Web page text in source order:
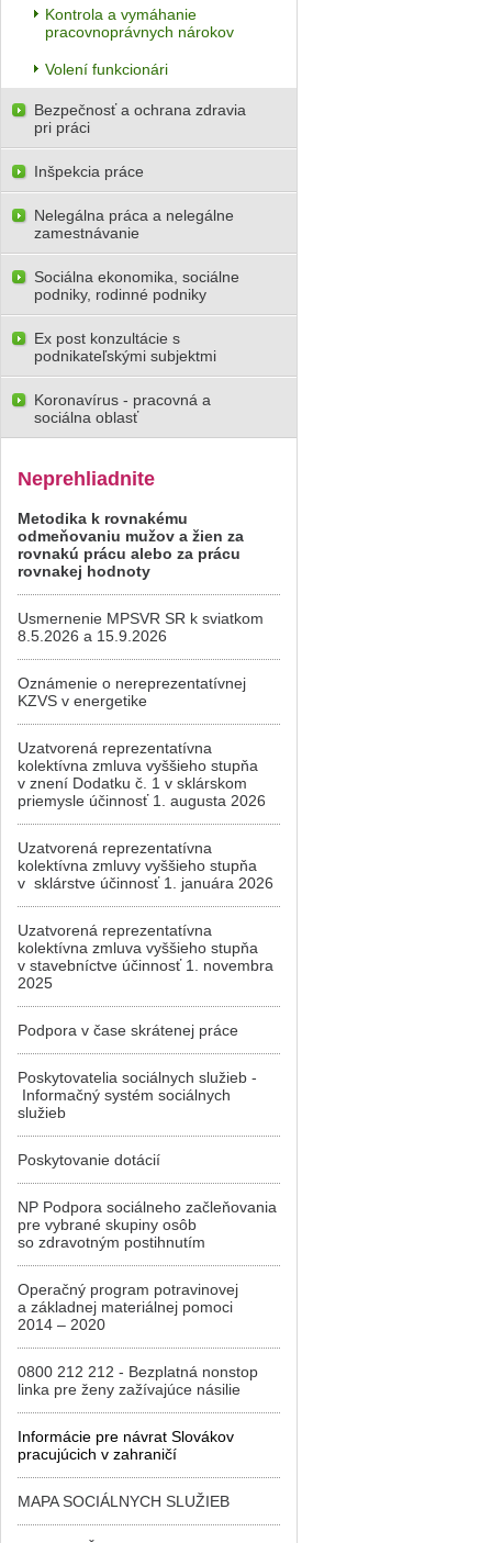
Kontrola a vymáhanie
pracovnoprávnych nárokov
Volení funkcionári
Bezpečnosť a ochrana zdravia
pri práci
Inšpekcia práce
Nelegálna práca a nelegálne
zamestnávanie
Sociálna ekonomika, sociálne
podniky, rodinné podniky
Ex post konzultácie s
podnikateľskými subjektmi
Koronavírus - pracovná a
sociálna oblasť
Neprehliadnite
Metodika k rovnakému
odmeňovaniu mužov a žien za
rovnakú prácu alebo za prácu
rovnakej hodnoty
Usmernenie MPSVR SR k sviatkom
8.5.2026 a 15.9.2026
Oznámenie o nereprezentatívnej
KZVS v energetike
Uzatvorená reprezentatívna
kolektívna zmluva vyššieho stupňa
v znení Dodatku č. 1 v sklárskom
priemysle účinnosť 1. augusta 2026
Uzatvorená reprezentatívna
kolektívna zmluvy vyššieho stupňa
v sklárstve účinnosť 1. januára 2026
Uzatvorená reprezentatívna
kolektívna zmluva vyššieho stupňa
v stavebníctve účinnosť 1. novembra
2025
Podpora v čase skrátenej práce
Poskytovatelia sociálnych služieb -
Informačný systém sociálnych
služieb
Poskytovanie dotácií
NP Podpora sociálneho začleňovania
pre vybrané skupiny osôb
so zdravotným postihnutím
Operačný program potravinovej
a základnej materiálnej pomoci
2014 – 2020
0800 212 212 - Bezplatná nonstop
linka pre ženy zažívajúce násilie
Informácie pre návrat Slovákov
pracujúcich v zahraničí
MAPA SOCIÁLNYCH SLUŽIEB